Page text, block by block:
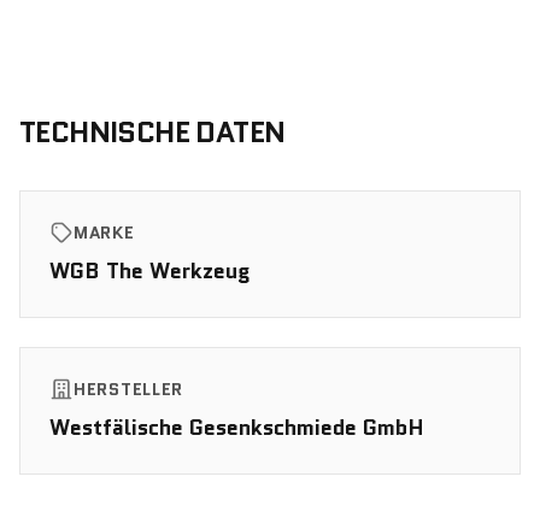
TECHNISCHE DATEN
MARKE
WGB The Werkzeug
HERSTELLER
Westfälische Gesenkschmiede GmbH